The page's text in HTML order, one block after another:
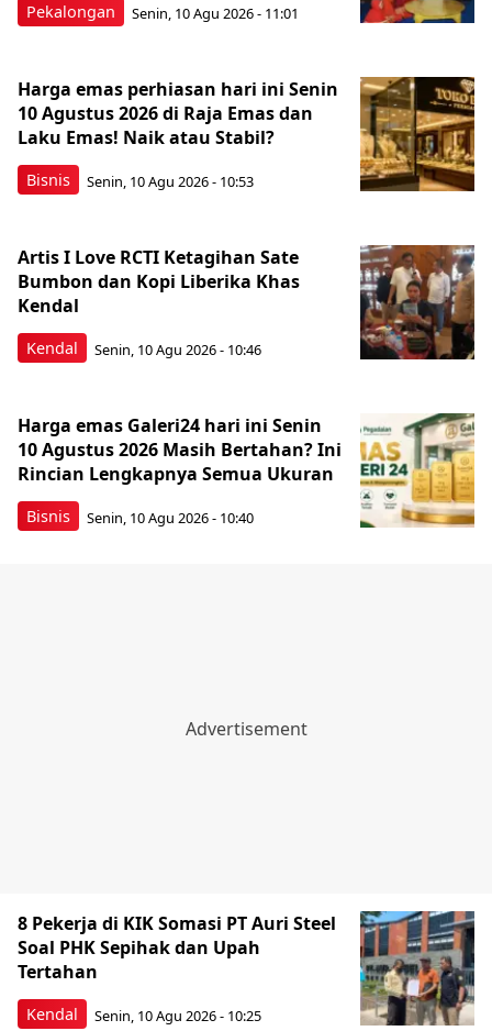
Pekalongan Senin, 10 Agu 2026 - 11:01
Bisnis
Harga emas perhiasan hari ini Senin
10 Agustus 2026 di Raja Emas dan
Laku Emas! Naik atau Stabil?
Senin, 10 Agu 2026 - 10:53
Kendal
Artis I Love RCTI Ketagihan Sate
Bumbon dan Kopi Liberika Khas
Kendal
Senin, 10 Agu 2026 - 10:46
Bisnis
Harga emas Galeri24 hari ini Senin
10 Agustus 2026 Masih Bertahan? Ini
Rincian Lengkapnya Semua Ukuran
Senin, 10 Agu 2026 - 10:40
Kendal
8 Pekerja di KIK Somasi PT Auri Steel
Soal PHK Sepihak dan Upah
Tertahan
Senin, 10 Agu 2026 - 10:25